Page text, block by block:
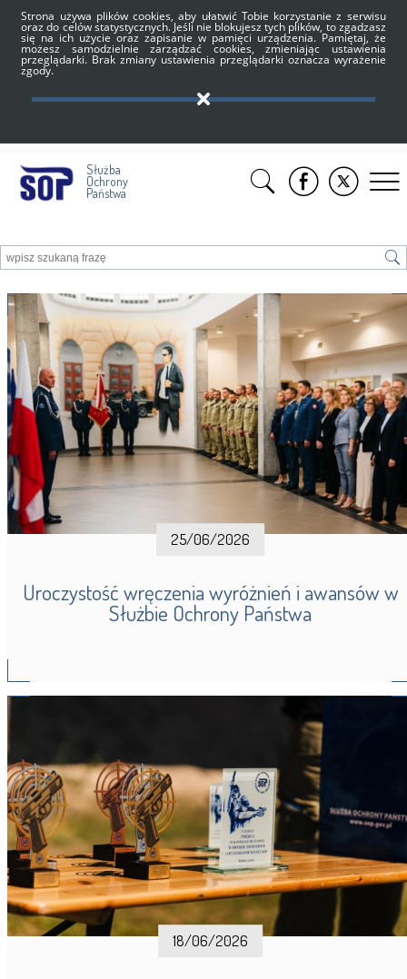
Strona używa plików cookies, aby ułatwić Tobie korzystanie z serwisu
oraz do celów statystycznych. Jeśli nie blokujesz tych plików, to zgadzasz
się na ich użycie oraz zapisanie w pamięci urządzenia. Pamiętaj, że
możesz samodzielnie zarządzać cookies, zmieniając ustawienia
przeglądarki. Brak zmiany ustawienia przeglądarki oznacza wyrażenie
zgody.
Służba
Ochrony
Państwa
25/06/2026
Uroczystość wręczenia wyróżnień i awansów w
Służbie Ochrony Państwa
18/06/2026